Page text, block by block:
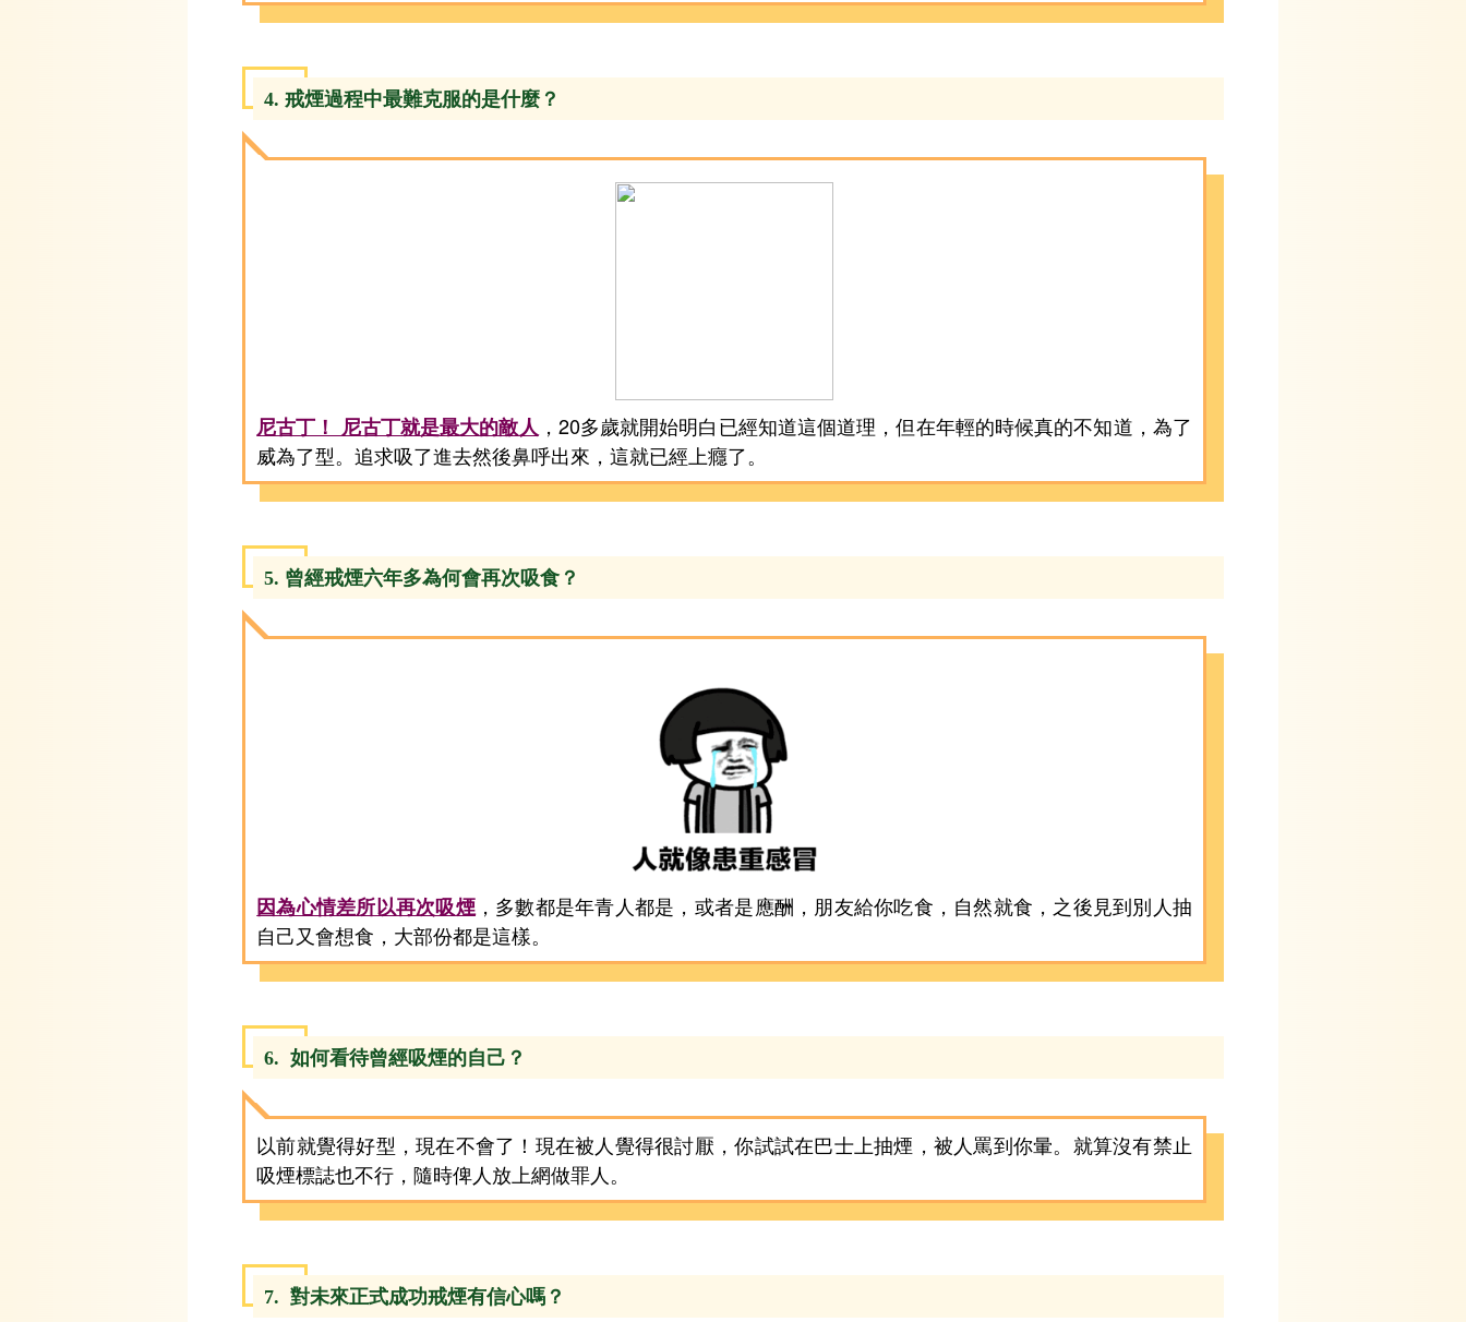
4. 戒煙過程中最難克服的是什麼？
尼古丁！ 尼古丁就是最大的敵人 ，20多歲就開始明白已經知道這個道理，但在年輕的時候真的不知道，為了
威為了型。追求吸了進去然後鼻呼出來，這就已經上癮了。
5. 曾經戒煙六年多為何會再次吸食？
因為心情差所以再次吸煙，多數都是年青人都是，或者是應酬，朋友給你吃食，自然就食，之後見到別人抽
自己又會想食，大部份都是這樣。
6. 如何看待曾經吸煙的自己？
以前就覺得好型，現在不會了！現在被人覺得很討厭，你試試在巴士上抽煙，被人罵到你暈。就算沒有禁止
吸煙標誌也不行，隨時俾人放上網做罪人。
7. 對未來正式成功戒煙有信心嗎？